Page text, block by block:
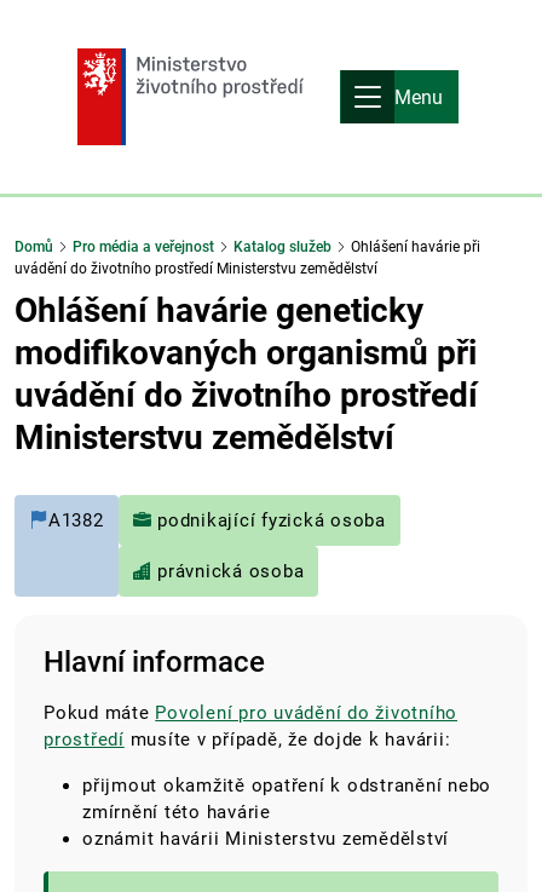
Menu
Domů Pro média a veřejnost Katalog služeb
Ohlášení havárie při
uvádění do životního prostředí Ministerstvu zemědělství
Ohlášení havárie geneticky
modifikovaných organismů při
uvádění do životního prostředí
Ministerstvu zemědělství
A1382 podnikající fyzická osoba
právnická osoba
Hlavní informace
Pokud máte Povolení pro uvádění do životního
prostředí musíte v případě, že dojde k havárii:
přijmout okamžitě opatření k odstranění nebo
zmírnění této havárie
oznámit havárii Ministerstvu zemědělství